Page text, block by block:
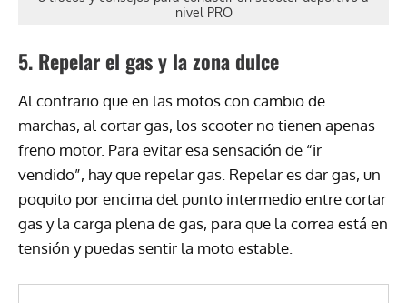
nivel PRO
5. Repelar el gas y la zona dulce
Al contrario que en las motos con cambio de
marchas, al cortar gas, los scooter no tienen apenas
freno motor. Para evitar esa sensación de “ir
vendido”, hay que repelar gas. Repelar es dar gas, un
poquito por encima del punto intermedio entre cortar
gas y la carga plena de gas, para que la correa está en
tensión y puedas sentir la moto estable.